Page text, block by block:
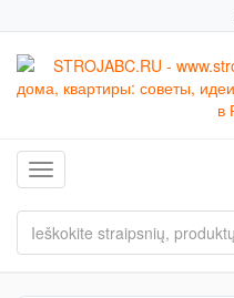
Toggle navigation